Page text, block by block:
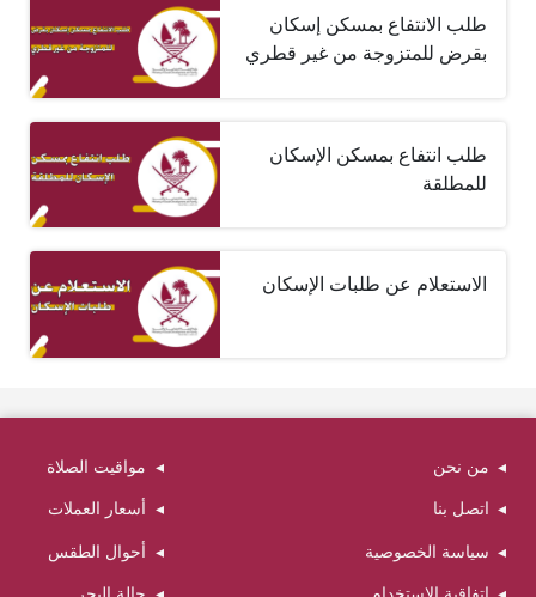
طلب الانتفاع بمسكن إسكان
بقرض للمتزوجة من غير قطري
طلب انتفاع بمسكن الإسكان
للمطلقة
الاستعلام عن طلبات الإسكان
من نحن
اتصل بنا
سياسة الخصوصية
مواقيت الصلاة
أسعار العملات
أحوال الطقس